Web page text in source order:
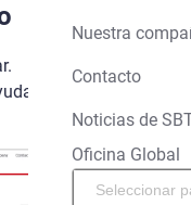
Nuestra
Contacto
Noticias de
Oficina Global
a explorar